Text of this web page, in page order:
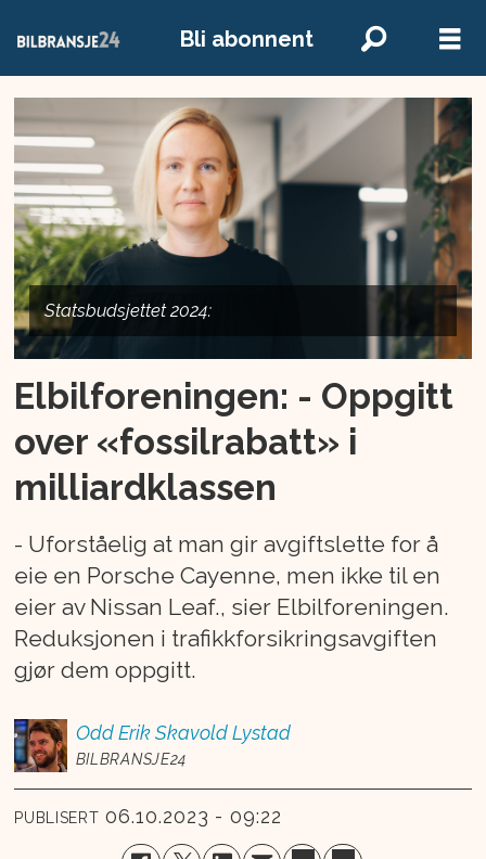
Bli abonnent
Statsbudsjettet 2024:
Elbilforeningen: - Oppgitt
over «fossilrabatt» i
milliardklassen
- Uforståelig at man gir avgiftslette for å
eie en Porsche Cayenne, men ikke til en
eier av Nissan Leaf., sier Elbilforeningen.
Reduksjonen i trafikkforsikringsavgiften
gjør dem oppgitt.
Odd Erik Skavold Lystad
BILBRANSJE24
PUBLISERT 06.10.2023 - 09:22